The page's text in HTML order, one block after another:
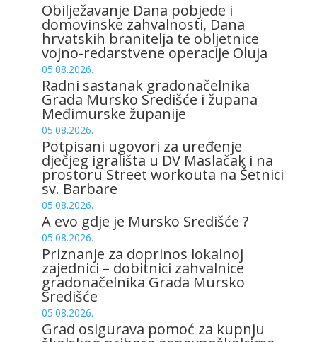
Obilježavanje Dana pobjede i
domovinske zahvalnosti, Dana
hrvatskih branitelja te obljetnice
vojno-redarstvene operacije Oluja
05.08.2026.
Radni sastanak gradonačelnika
Grada Mursko Središće i župana
Međimurske županije
05.08.2026.
Potpisani ugovori za uređenje
dječjeg igrališta u DV Maslačak i na
prostoru Street workouta na Šetnici
sv. Barbare
05.08.2026.
A evo gdje je Mursko Središće ?
05.08.2026.
Priznanje za doprinos lokalnoj
zajednici – dobitnici zahvalnice
gradonačelnika Grada Mursko
Središće
05.08.2026.
Grad osigurava pomoć za kupnju